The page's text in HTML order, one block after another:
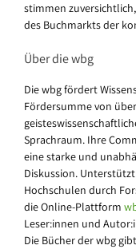
stimmen
des Buchmarkts der
Über die wbg
Die wbg fördert
Fördersumme von
Sprachraum. Ihre
eine starke und
Diskussion.
Hochschulen durch
die Online-Plattform
Leser:innen und
Die Bücher der wbg